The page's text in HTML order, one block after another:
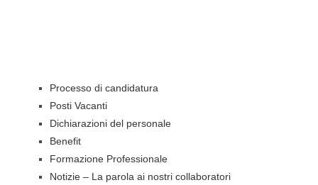
Processo di candidatura
Posti Vacanti
Dichiarazioni del personale
Benefit
Formazione Professionale
Notizie – La parola ai nostri collaboratori